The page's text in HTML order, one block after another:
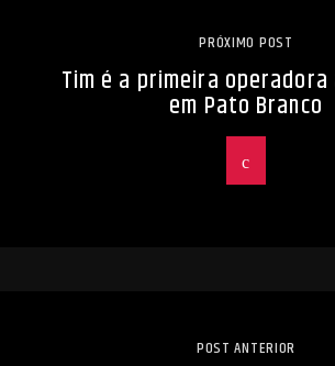
PRÓXIMO POST
Tim é a primeira
em Pato Branco
POST ANTERIOR